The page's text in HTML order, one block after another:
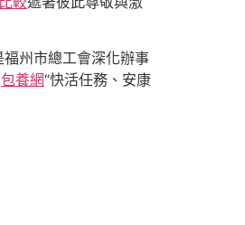
州市總工會深化辦事
包養網“快活任務、安康